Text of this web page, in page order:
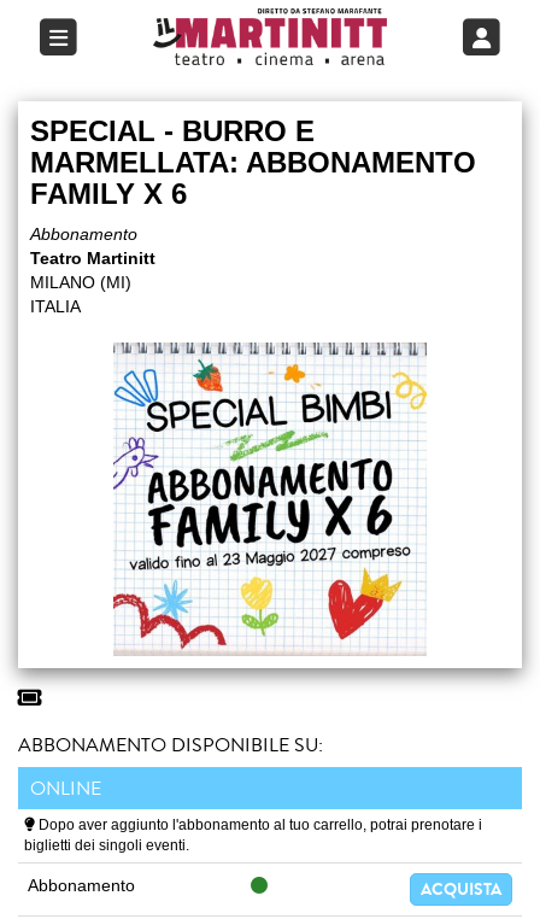
SPECIAL - BURRO E
MARMELLATA: ABBONAMENTO
FAMILY X 6
Abbonamento
Teatro Martinitt
MILANO (MI)
ITALIA
ABBONAMENTO DISPONIBILE SU:
ONLINE
Dopo aver aggiunto l'abbonamento al tuo carrello, potrai prenotare i
biglietti dei singoli eventi.
Abbonamento ACQUISTA